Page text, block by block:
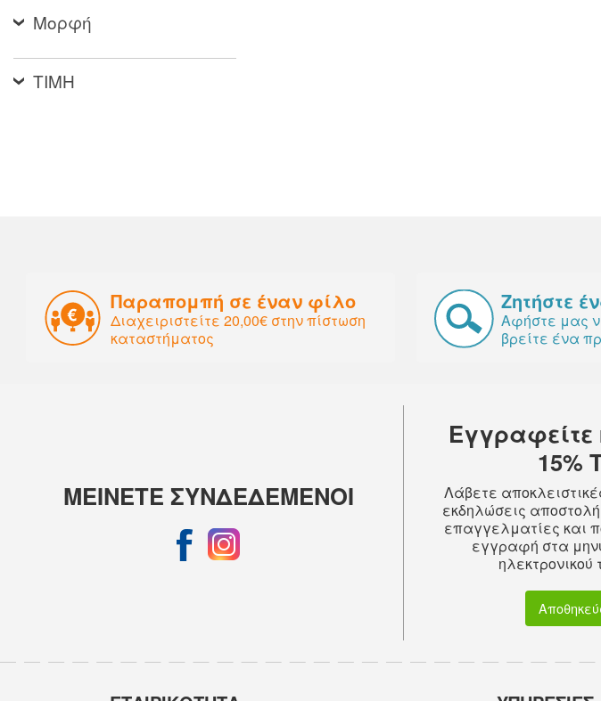
Μορφή
ΤΙΜΗ
Παραπομπή σε έναν φίλο
Διαχειριστείτε 20,00€ στην πίστωση
καταστήματος
Ζητήστε
Αφήστε μας
βρείτε ένα
ΜΕΙΝΕΤΕ ΣΥΝΔΕΔΕΜΕΝΟΙ
Εγγραφείτε
15%
Λάβετε
εκδηλώσεις
επαγγελματίες και
εγγραφή στα
ηλεκτρονικού